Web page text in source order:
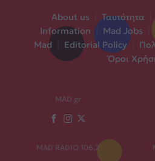
About us Ταυτότητα
Information
Mad Jobs
Mad
Editorial Policy
Όροι
MAD.gr
MAD RADIO 106,2